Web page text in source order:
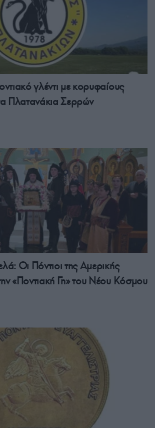
γλέντι με κορυφαίους
Πλατανάκια Σερρών
Οι Πόντιοι της Αμερικής
«Ποντιακή Γη» του Νέου Κόσμου